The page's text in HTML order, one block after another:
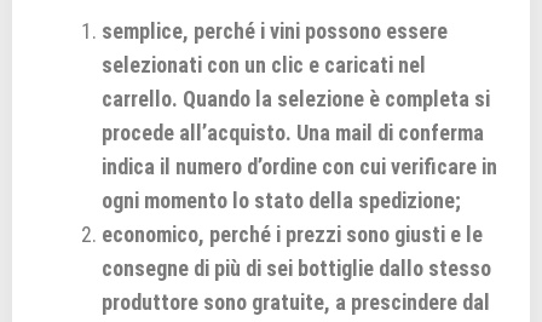
semplice, perché i vini possono essere
selezionati con un clic e caricati nel
carrello. Quando la selezione è completa si
procede all’acquisto. Una mail di conferma
indica il numero d’ordine con cui verificare in
ogni momento lo stato della spedizione;
economico, perché i prezzi sono giusti e le
consegne di più di sei bottiglie dallo stesso
produttore sono gratuite, a prescindere dal